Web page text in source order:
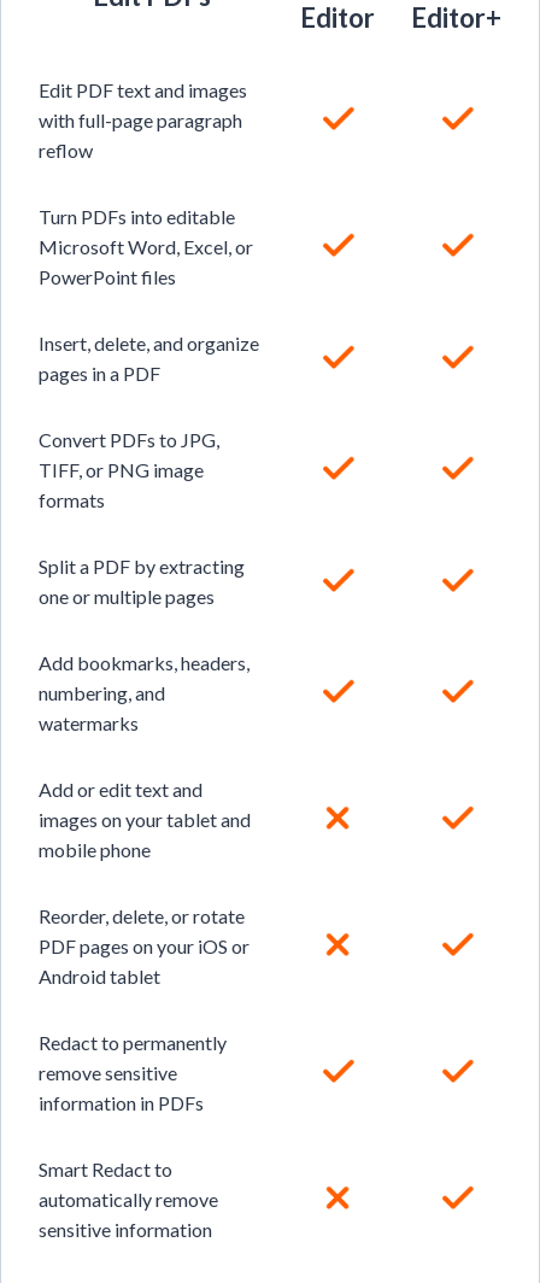
Editor Editor+
Edit PDF text and images
with full-page paragraph
reflow
Turn PDFs into editable
Microsoft Word, Excel, or
PowerPoint files
Insert, delete, and organize
pages in a PDF
Convert PDFs to JPG,
TIFF, or PNG image
formats
Split a PDF by extracting
one or multiple pages
Add bookmarks, headers,
numbering, and
watermarks
Add or edit text and
images on your tablet and
mobile phone
Reorder, delete, or rotate
PDF pages on your iOS or
Android tablet
Redact to permanently
remove sensitive
information in PDFs
Smart Redact to
automatically remove
sensitive information